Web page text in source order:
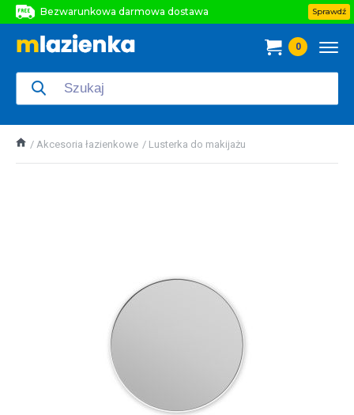
Bezwarunkowa darmowa dostawa
Bezwarunkowa darmowa dostawa
Sprawdź
0
Akcesoria łazienkowe Lusterka do makijażu